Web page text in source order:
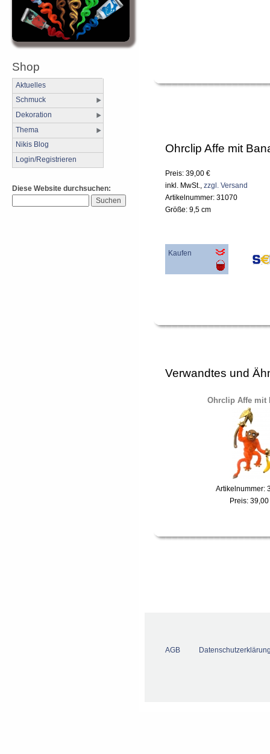
Shop
Aktuelles
Schmuck
Dekoration
Thema
Nikis Blog
Login/Registrieren
Diese Website durchsuchen:
Ohrclip Affe mit
Preis: 39,00 €
inkl. MwSt., zzgl. Versand
Artikelnummer: 31070
Größe: 9,5 cm
Kaufen
Verwandtes und
Ohrclip Affe mit
Artikelnummer:
Preis: 39,00
AGB